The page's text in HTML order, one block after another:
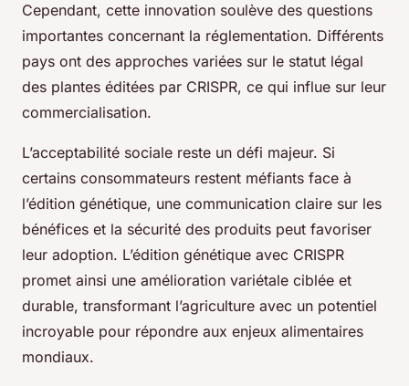
Cependant, cette innovation soulève des questions
importantes concernant la réglementation. Différents
pays ont des approches variées sur le statut légal
des plantes éditées par CRISPR, ce qui influe sur leur
commercialisation.
L’acceptabilité sociale reste un défi majeur. Si
certains consommateurs restent méfiants face à
l’édition génétique, une communication claire sur les
bénéfices et la sécurité des produits peut favoriser
leur adoption. L’édition génétique avec CRISPR
promet ainsi une amélioration variétale ciblée et
durable, transformant l’agriculture avec un potentiel
incroyable pour répondre aux enjeux alimentaires
mondiaux.